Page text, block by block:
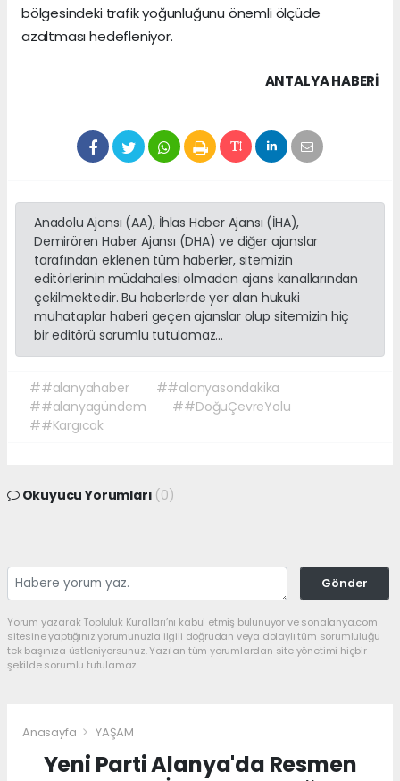
bölgesindeki trafik yoğunluğunu önemli ölçüde
azaltması hedefleniyor.
ANTALYA HABERİ
Anadolu Ajansı (AA), İhlas Haber Ajansı (İHA),
Demirören Haber Ajansı (DHA) ve diğer ajanslar
tarafından eklenen tüm haberler, sitemizin
editörlerinin müdahalesi olmadan ajans kanallarından
çekilmektedir. Bu haberlerde yer alan hukuki
muhataplar haberi geçen ajanslar olup sitemizin hiç
bir editörü sorumlu tutulamaz...
##alanyahaber
##alanyasondakika
##alanyagündem
##DoğuÇevreYolu
##Kargıcak
Okuyucu Yorumları (0)
Gönder
Yorum yazarak Topluluk Kuralları’nı kabul etmiş bulunuyor ve sonalanya.com
sitesine yaptığınız yorumunuzla ilgili doğrudan veya dolaylı tüm sorumluluğu
tek başınıza üstleniyorsunuz. Yazılan tüm yorumlardan site yönetimi hiçbir
şekilde sorumlu tutulamaz.
Anasayfa YAŞAM
Yeni Parti Alanya'da Resmen